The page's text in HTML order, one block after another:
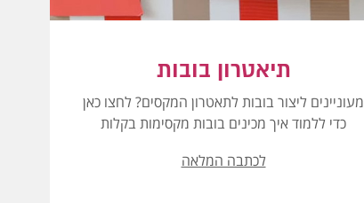
תיאטרון בובות
מעוניינים ליצור בובות לתאטרון המקסים? לחצו כאן
כדי ללמוד איך מכינים בובות מקסימות בקלות
לכתבה המלאה